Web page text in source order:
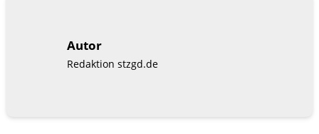
Autor
Redaktion stzgd.de